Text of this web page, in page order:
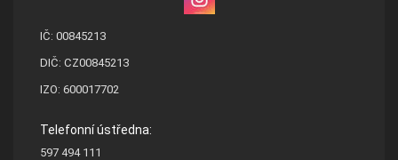
IČ: 00845213
DIČ: CZ00845213
IZO: 600017702
Telefonní ústředna:
597 494 111